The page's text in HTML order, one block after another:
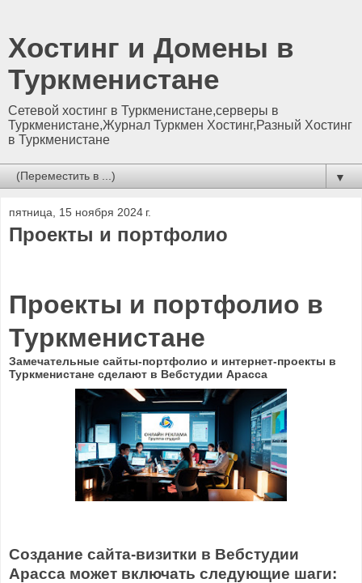
Хостинг и Домены в
Туркменистане
Сетевой хостинг в Туркменистане,серверы в
Туркменистане,Журнал Туркмен Хостинг,Разный Хостинг
в Туркменистане
▼
пятница, 15 ноября 2024 г.
Проекты и портфолио
Проекты и портфолио в
Туркменистане
Замечательные сайты-портфолио и интернет-проекты в
Туркменистане сделают в Вебстудии Арасса
Создание сайта-визитки в Вебстудии
Арасса может включать следующие шаги: